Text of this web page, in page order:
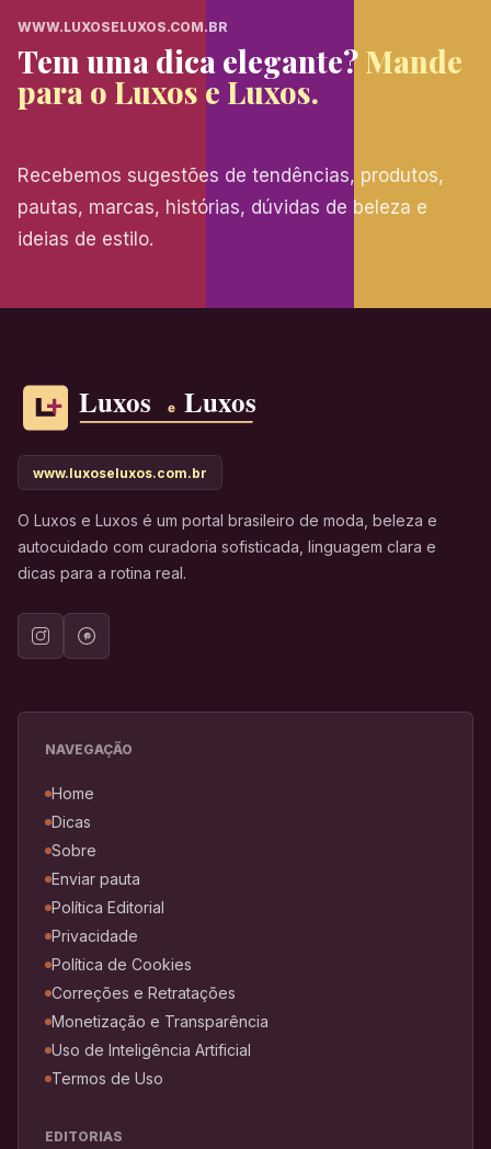
WWW.LUXOSELUXOS.COM.BR
Tem uma dica elegante?Mande
para o Luxos e Luxos.
Recebemos sugestões de tendências, produtos,
pautas, marcas, histórias, dúvidas de beleza e
ideias de estilo.
www.luxoseluxos.com.br
O Luxos e Luxos é um portal brasileiro de moda, beleza e
autocuidado com curadoria sofisticada, linguagem clara e
dicas para a rotina real.
NAVEGAÇÃO
Home
Dicas
Sobre
Enviar pauta
Política Editorial
Privacidade
Política de Cookies
Correções e Retratações
Monetização e Transparência
Uso de Inteligência Artificial
Termos de Uso
EDITORIAS